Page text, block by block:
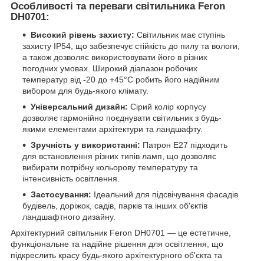
Особливості та переваги світильника Feron
DH0701:
Високий рівень захисту: Світильник має ступінь
захисту IP54, що забезпечує стійкість до пилу та вологи,
а також дозволяє використовувати його в різних
погодних умовах. Широкий діапазон робочих
температур від -20 до +45°C робить його надійним
вибором для будь-якого клімату.
Універсальний дизайн: Сірий колір корпусу
дозволяє гармонійно поєднувати світильник з будь-
якими елементами архітектури та ландшафту.
Зручність у використанні: Патрон Е27 підходить
для встановлення різних типів ламп, що дозволяє
вибирати потрібну кольорову температуру та
інтенсивність освітлення.
Застосування: Ідеальний для підсвічування фасадів
будівель, доріжок, садів, парків та інших об'єктів
ландшафтного дизайну.
Архітектурний світильник Feron DH0701 — це естетичне,
функціональне та надійне рішення для освітлення, що
підкреслить красу будь-якого архітектурного об'єкта та